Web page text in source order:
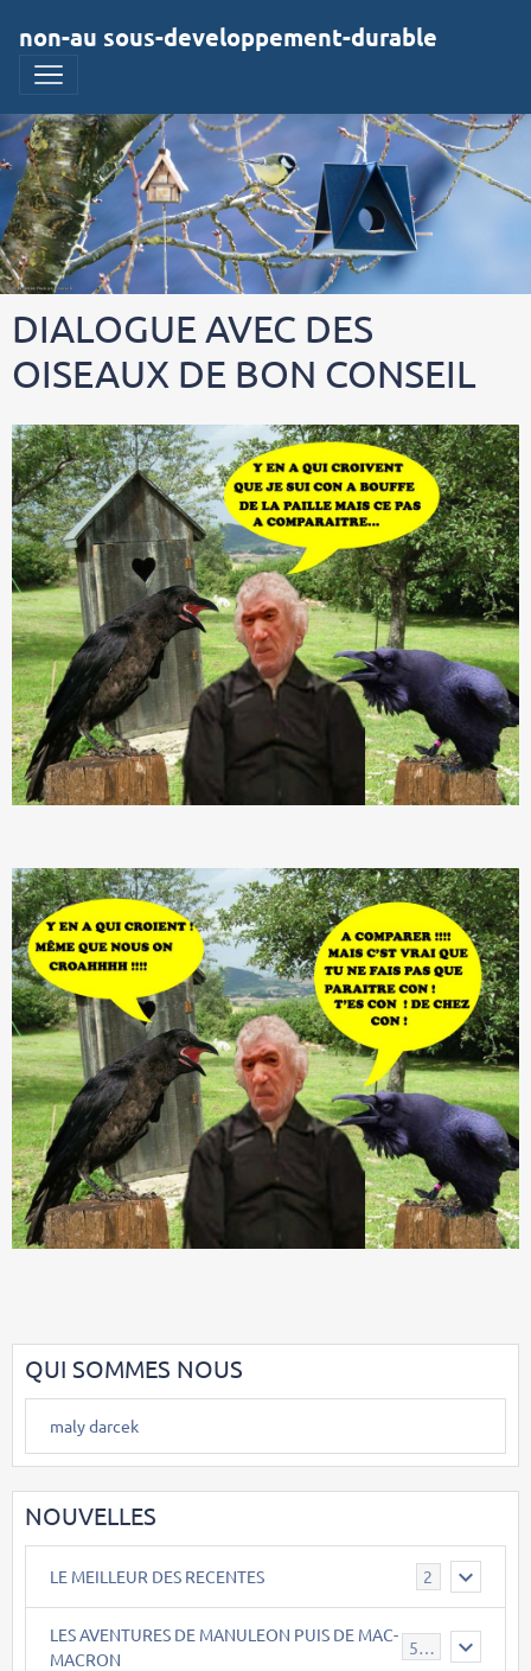
non-au sous-developpement-durable
DIALOGUE AVEC DES
OISEAUX DE BON CONSEIL
QUI SOMMES NOUS
maly darcek
NOUVELLES
LE MEILLEUR DES RECENTES 2
LES AVENTURES DE MANULEON PUIS DE MAC-
MACRON
543